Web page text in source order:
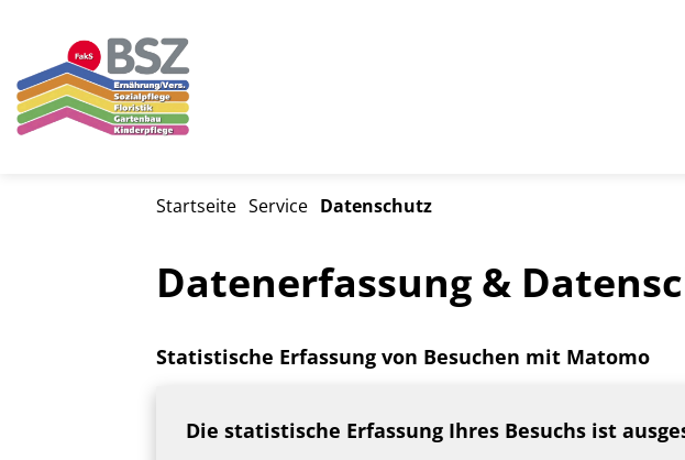
Startseite Service Datenschutz
Datenerfassung &
Statistische Erfassung von Besuchen mit Matomo
Die statistische Erfassung Ihres Besuchs ist